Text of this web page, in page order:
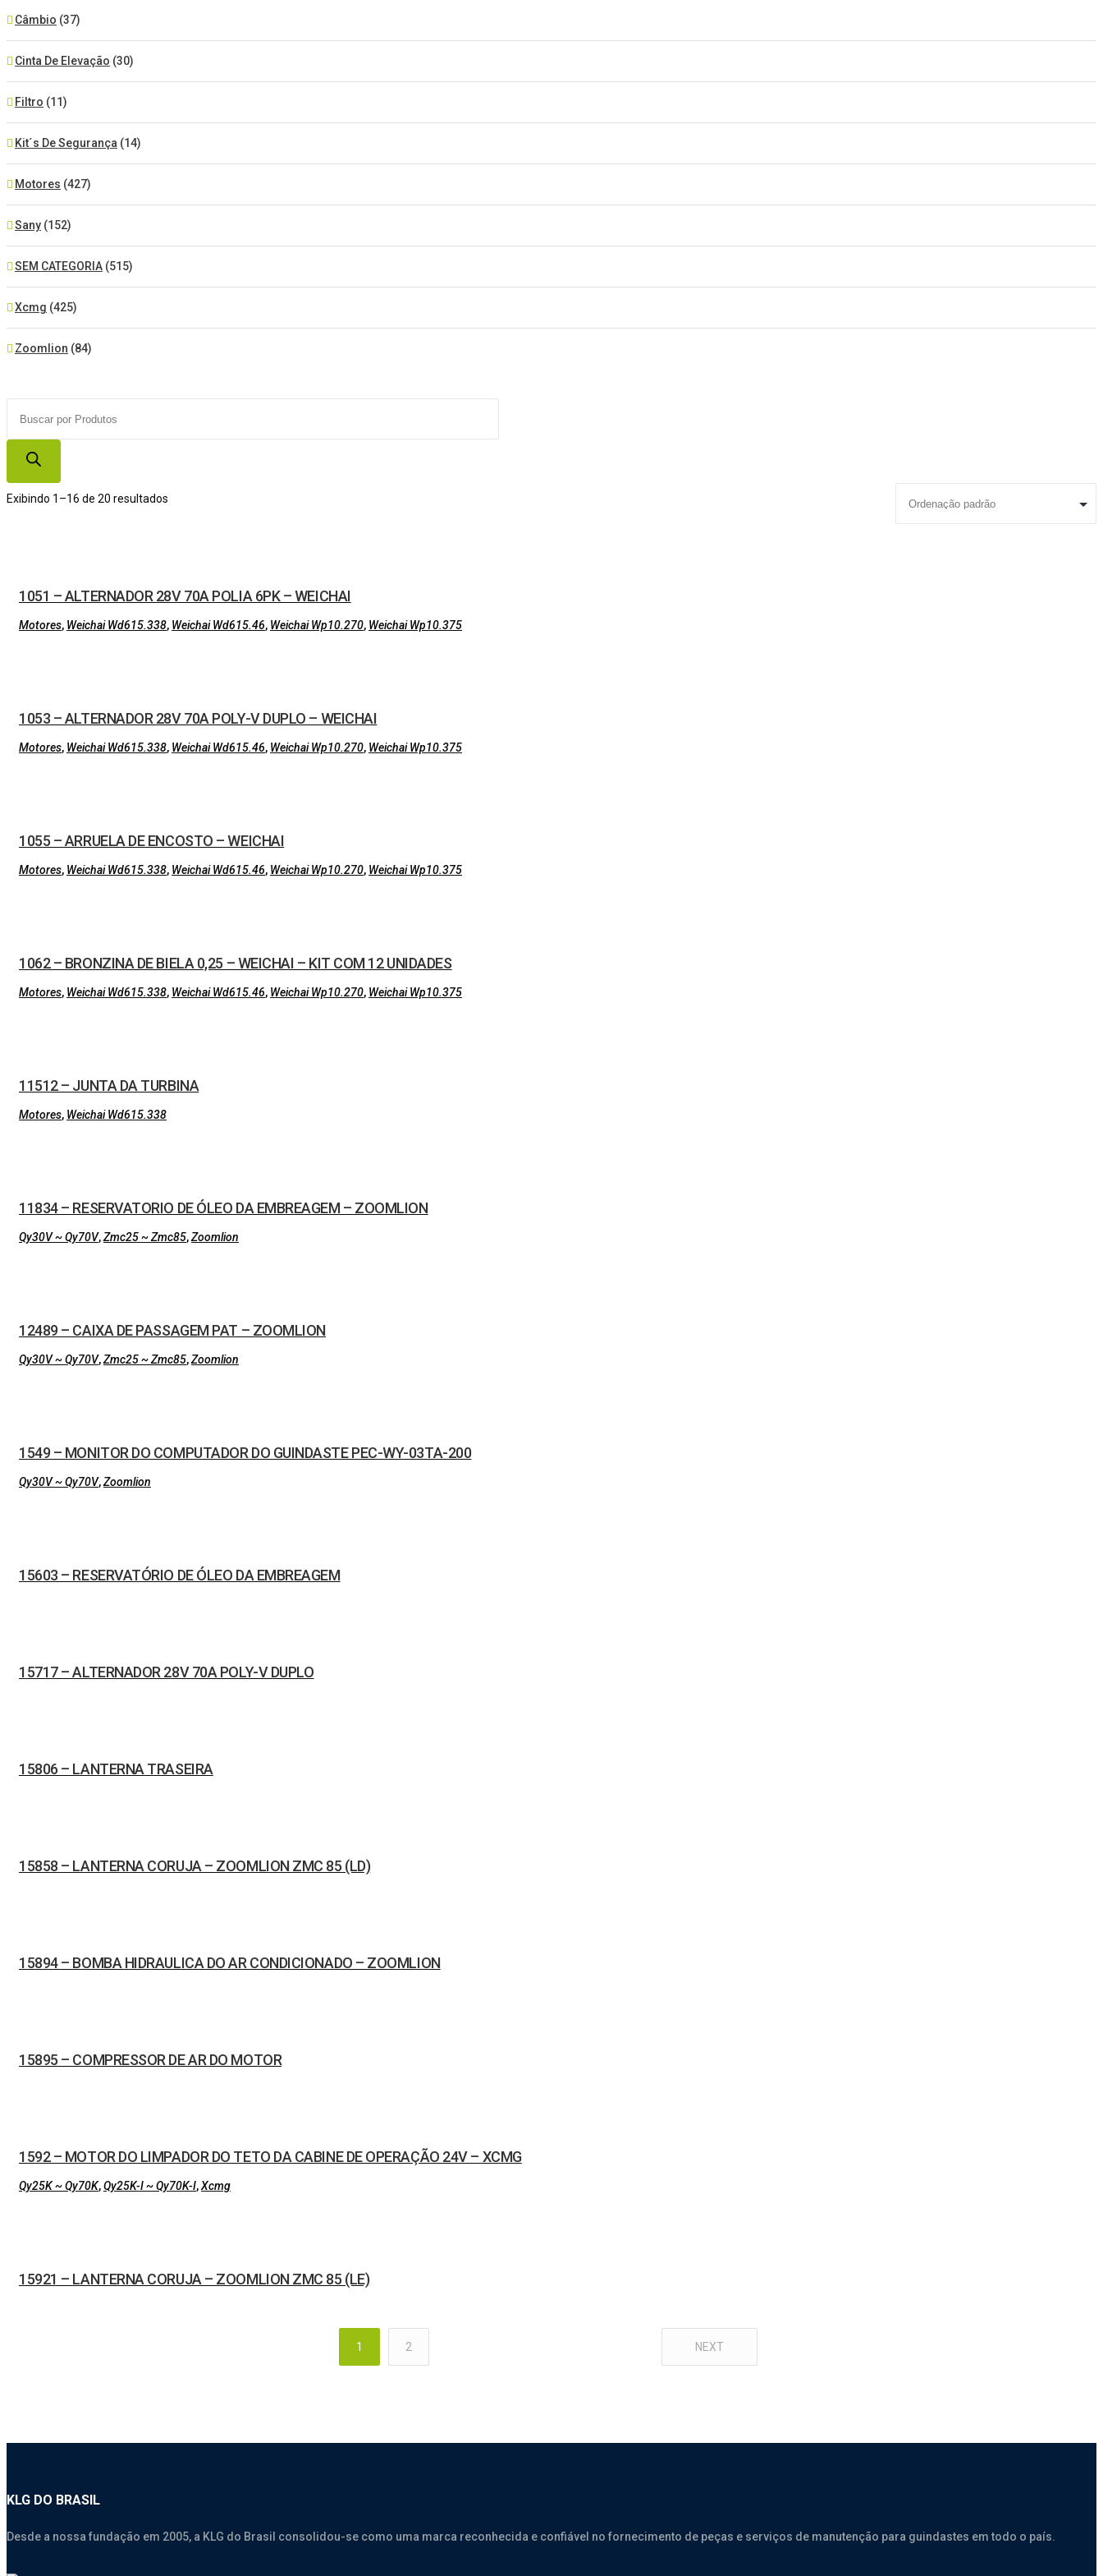
Câmbio (37)
Cinta De Elevação (30)
Filtro (11)
Kit´s De Segurança (14)
Motores (427)
Sany (152)
SEM CATEGORIA (515)
Xcmg (425)
Zoomlion (84)
Exibindo 1–16 de 20 resultados
1051 – ALTERNADOR 28V 70A POLIA 6PK – WEICHAI
Motores, Weichai Wd615.338, Weichai Wd615.46, Weichai Wp10.270, Weichai Wp10.375
1053 – ALTERNADOR 28V 70A POLY-V DUPLO – WEICHAI
Motores, Weichai Wd615.338, Weichai Wd615.46, Weichai Wp10.270, Weichai Wp10.375
1055 – ARRUELA DE ENCOSTO – WEICHAI
Motores, Weichai Wd615.338, Weichai Wd615.46, Weichai Wp10.270, Weichai Wp10.375
1062 – BRONZINA DE BIELA 0,25 – WEICHAI – KIT COM 12 UNIDADES
Motores, Weichai Wd615.338, Weichai Wd615.46, Weichai Wp10.270, Weichai Wp10.375
11512 – JUNTA DA TURBINA
Motores, Weichai Wd615.338
11834 – RESERVATORIO DE ÓLEO DA EMBREAGEM – ZOOMLION
Qy30V ~ Qy70V,Zmc25 ~ Zmc85,Zoomlion
12489 – CAIXA DE PASSAGEM PAT – ZOOMLION
Qy30V ~ Qy70V,Zmc25 ~ Zmc85,Zoomlion
1549 – MONITOR DO COMPUTADOR DO GUINDASTE PEC-WY-03TA-200
Qy30V ~ Qy70V,Zoomlion
15603 – RESERVATÓRIO DE ÓLEO DA EMBREAGEM
15717 – ALTERNADOR 28V 70A POLY-V DUPLO
15806 – LANTERNA TRASEIRA
15858 – LANTERNA CORUJA – ZOOMLION ZMC 85 (LD)
15894 – BOMBA HIDRAULICA DO AR CONDICIONADO – ZOOMLION
15895 – COMPRESSOR DE AR DO MOTOR
1592 – MOTOR DO LIMPADOR DO TETO DA CABINE DE OPERAÇÃO 24V – XCMG
Qy25K ~ Qy70K,Qy25K-I ~ Qy70K-I,Xcmg
15921 – LANTERNA CORUJA – ZOOMLION ZMC 85 (LE)
1 2 NEXT
KLG DO BRASIL
Desde a nossa fundação em 2005, a KLG do Brasil consolidou-se como uma marca reconhecida e confiável no fornecimento de peças e serviços de manutenção para guindastes em todo o país.